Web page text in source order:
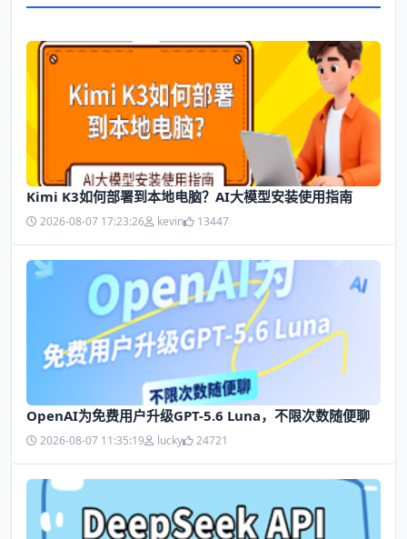
Kimi K3如何部署到本地电脑？AI大模型安装使用指南
2026-08-07 17:23:26 kevin 13447
OpenAI为免费用户升级GPT-5.6 Luna，不限次数随便聊
2026-08-07 11:35:19 lucky 24721